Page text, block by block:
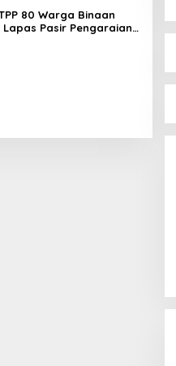
80 Warga Binaan
Lapas Pasir Pengaraian